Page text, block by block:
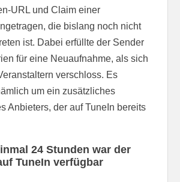
URL und Claim einer
die bislang noch nicht
ist. Dabei erfüllte der Sender
für eine Neuaufnahme, als sich
verschloss. Es
um ein zusätzliches
Anbieters, der auf TuneIn bereits
24 Stunden war der
TuneIn verfügbar